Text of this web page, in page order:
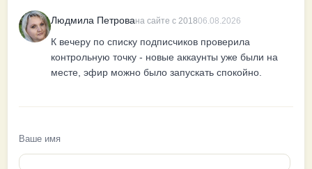
Людмила Петрована сайте с 201806.08.2026
К вечеру по списку подписчиков проверила
контрольную точку - новые аккаунты уже были на
месте, эфир можно было запускать спокойно.
Ваше имя